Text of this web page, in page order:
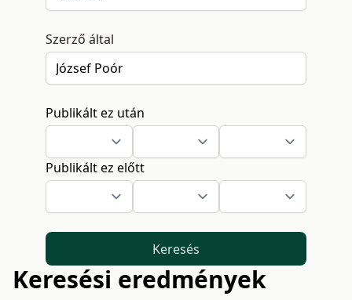
Szerző által
Publikált ez után
Publikált ez előtt
Keresés
Keresési eredmények